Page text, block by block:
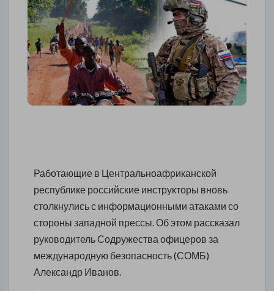
Работающие в Центральноафриканской
республике российские инструкторы вновь
столкнулись с информационными атаками со
стороны западной прессы. Об этом рассказал
руководитель Содружества офицеров за
международную безопасность (СОМБ)
Александр Иванов.